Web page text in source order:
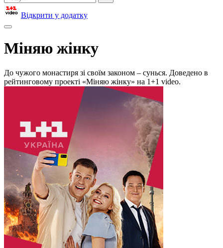
Відкрити у додатку
Міняю жінку
До чужого монастиря зі своїм законом – сунься. Доведено в
рейтинговому проекті «Міняю жінку» на 1+1 video.